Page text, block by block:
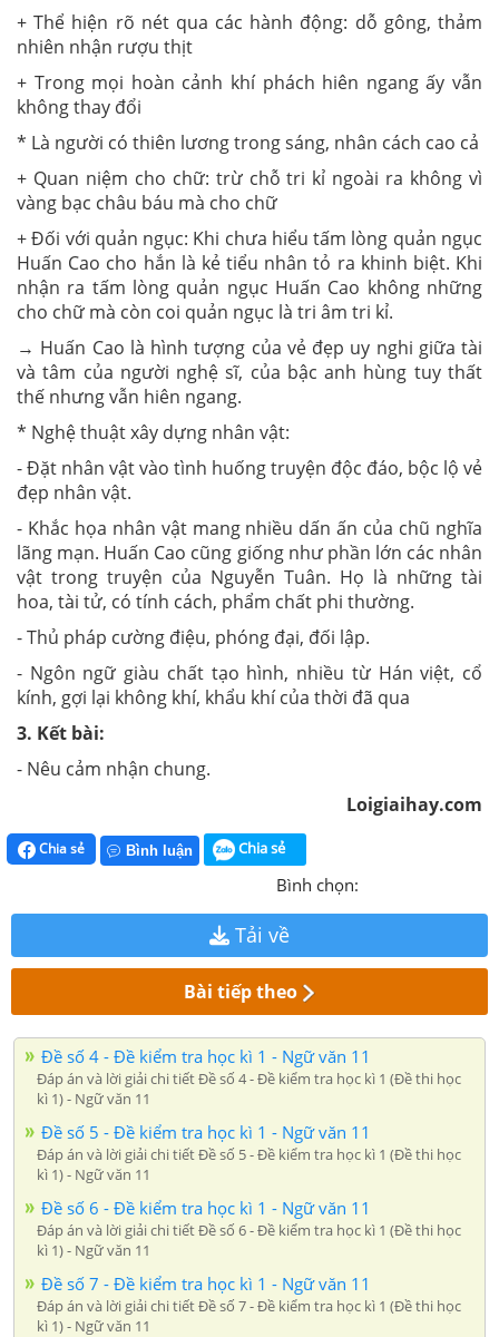
+ Thể hiện rõ nét qua các hành động: dỗ gông, thảm
nhiên nhận rượu thịt
+ Trong mọi hoàn cảnh khí phách hiên ngang ấy vẫn
không thay đổi
* Là người có thiên lương trong sáng, nhân cách cao cả
+ Quan niệm cho chữ: trừ chỗ tri kỉ ngoài ra không vì
vàng bạc châu báu mà cho chữ
+ Đối với quản ngục: Khi chưa hiểu tấm lòng quản ngục
Huấn Cao cho hắn là kẻ tiểu nhân tỏ ra khinh biệt. Khi
nhận ra tấm lòng quản ngục Huấn Cao không những
cho chữ mà còn coi quản ngục là tri âm tri kỉ.
→ Huấn Cao là hình tượng của vẻ đẹp uy nghi giữa tài
và tâm của người nghệ sĩ, của bậc anh hùng tuy thất
thế nhưng vẫn hiên ngang.
* Nghệ thuật xây dựng nhân vật:
- Đặt nhân vật vào tình huống truyện độc đáo, bộc lộ vẻ
đẹp nhân vật.
- Khắc họa nhân vật mang nhiều dấn ấn của chũ nghĩa
lãng mạn. Huấn Cao cũng giống như phần lớn các nhân
vật trong truyện của Nguyễn Tuân. Họ là những tài
hoa, tài tử, có tính cách, phẩm chất phi thường.
- Thủ pháp cường điệu, phóng đại, đối lập.
- Ngôn ngữ giàu chất tạo hình, nhiều từ Hán việt, cổ
kính, gợi lại không khí, khẩu khí của thời đã qua
3. Kết bài:
- Nêu cảm nhận chung.
Loigiaihay.com
Chia sẻ Bình luận Chia sẻ
Bình chọn:
Tải về
Bài tiếp theo
Đề số 4 - Đề kiểm tra học kì 1 - Ngữ văn 11
Đáp án và lời giải chi tiết Đề số 4 - Đề kiểm tra học kì 1 (Đề thi học
kì 1) - Ngữ văn 11
Đề số 5 - Đề kiểm tra học kì 1 - Ngữ văn 11
Đáp án và lời giải chi tiết Đề số 5 - Đề kiểm tra học kì 1 (Đề thi học
kì 1) - Ngữ văn 11
Đề số 6 - Đề kiểm tra học kì 1 - Ngữ văn 11
Đáp án và lời giải chi tiết Đề số 6 - Đề kiểm tra học kì 1 (Đề thi học
kì 1) - Ngữ văn 11
Đề số 7 - Đề kiểm tra học kì 1 - Ngữ văn 11
Đáp án và lời giải chi tiết Đề số 7 - Đề kiểm tra học kì 1 (Đề thi học
kì 1) - Ngữ văn 11